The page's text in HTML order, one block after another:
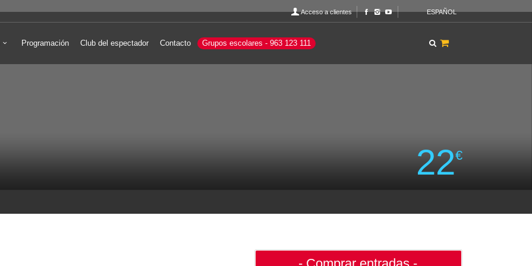
Acceso a clientes ESPAÑOL
Programación Club del espectador Contacto Grupos escolares - 963 123 111
22€